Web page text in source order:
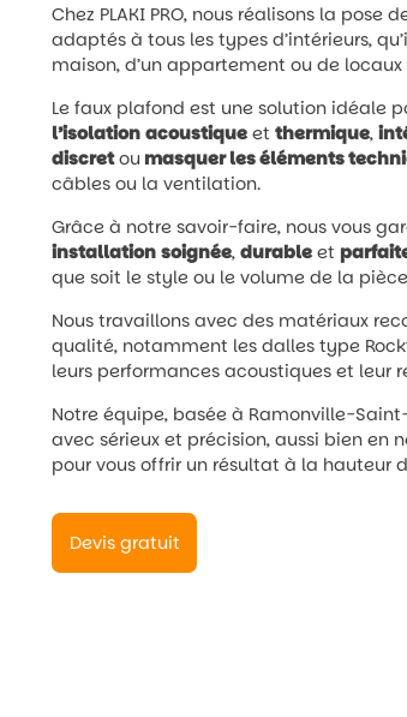
Chez PLAKI PRO, nous réalisons la pose
adaptés à tous les types d’intérieurs,
maison, d’un appartement ou de locaux
Le faux plafond est une solution idéale
l’isolation acoustique etthermique,
discretou masquer les éléments
câbles ou la ventilation.
Grâce à notre savoir-faire, nous vous
installation soignée,durable et
que soit le style ou le volume de la
Nous travaillons avec des matériaux
qualité, notamment les dalles type
leurs performances acoustiques et leur
Notre équipe, basée à Ramonville-
avec sérieux et précision, aussi bien en
pour vous offrir un résultat à la hauteur
Devis gratuit